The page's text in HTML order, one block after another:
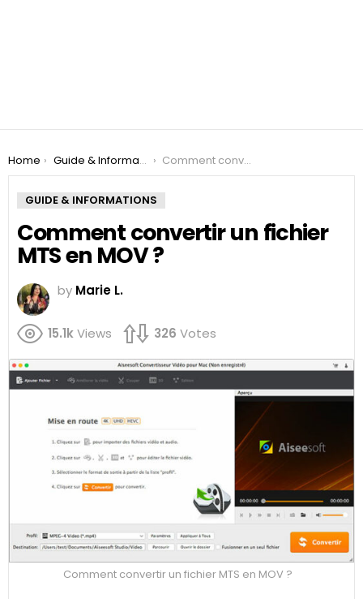
You are here:
Home Guide & Informations Comment convertir un fichier MTS en MOV ?
GUIDE & INFORMATIONS
Comment convertir un fichier
MTS en MOV ?
by Marie L.
15.1kViews 326 Votes
Comment convertir un fichier MTS en MOV ?